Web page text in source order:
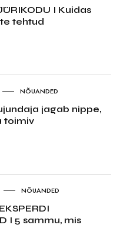
I Kuidas
tehtud
NÕUANDED
jagab nippe,
toimiv
NÕUANDED
I 5 sammu, mis